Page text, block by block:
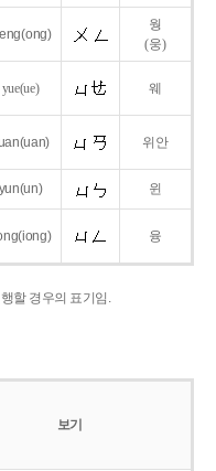
(ong)
웡
(웅)
yue(ue) 웨
(uan) 위안
yun(un) 윈
(iong) 융
할 경우의 표기임.
보기